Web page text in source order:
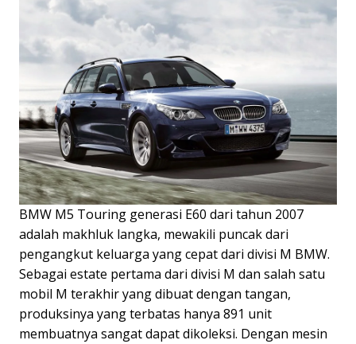
BMW M5 Touring generasi E60 dari tahun 2007
adalah makhluk langka, mewakili puncak dari
pengangkut keluarga yang cepat dari divisi M BMW.
Sebagai estate pertama dari divisi M dan salah satu
mobil M terakhir yang dibuat dengan tangan,
produksinya yang terbatas hanya 891 unit
membuatnya sangat dapat dikoleksi. Dengan mesin